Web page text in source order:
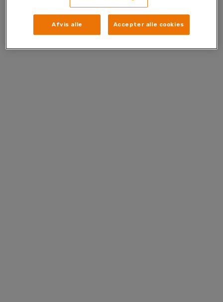
Afvis alle Accepter alle cookies